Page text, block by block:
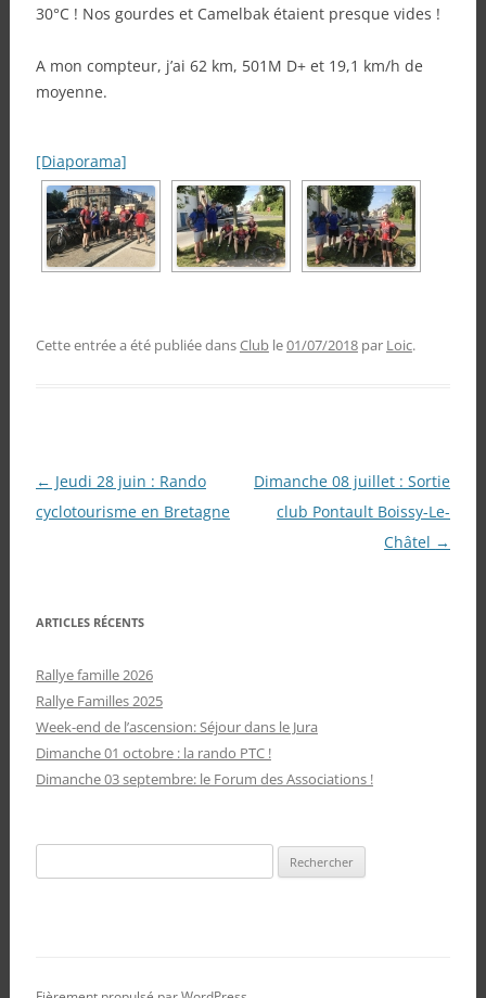
30°C ! Nos gourdes et Camelbak étaient presque vides !
A mon compteur, j’ai 62 km, 501M D+ et 19,1 km/h de
moyenne.
[Diaporama]
Cette entrée a été publiée dansCluble01/07/2018 par Loic.
Navigation
des
← Jeudi 28 juin : Rando
cyclotourisme en Bretagne
Dimanche 08 juillet : Sortie
club Pontault Boissy-Le-
Châtel →
ARTICLES RÉCENTS
Rallye famille 2026
Rallye Familles 2025
Week-end de l’ascension: Séjour dans le Jura
Dimanche 01 octobre : la rando PTC !
Dimanche 03 septembre: le Forum des Associations !